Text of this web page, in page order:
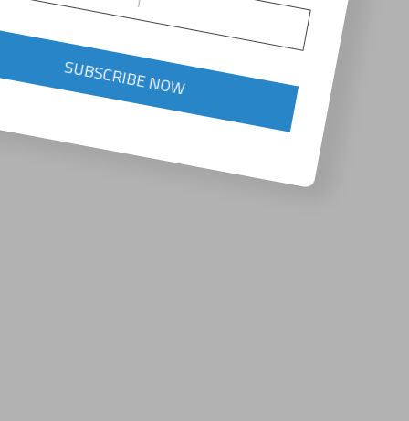
SUBSCRIBE NOW